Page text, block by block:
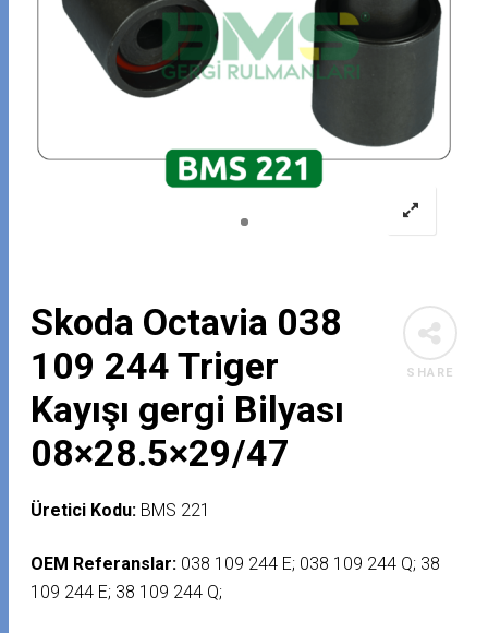
SHARE
Skoda Octavia 038
109 244 Triger
Kayışı gergi Bilyası
08×28.5×29/47
Üretici Kodu: BMS 221
OEM Referanslar: 038 109 244 E; 038 109 244 Q; 38
109 244 E; 38 109 244 Q;